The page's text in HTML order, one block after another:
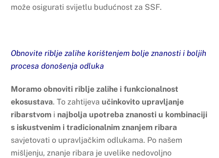
može osigurati svijetlu budućnost za SSF.
Obnovite riblje zalihe korištenjem bolje znanosti i boljih
procesa donošenja odluka
Moramo obnoviti riblje zalihe i funkcionalnost
ekosustava. To zahtijeva učinkovito upravljanje
ribarstvom i najbolja upotreba znanosti u kombinaciji
s iskustvenim i tradicionalnim znanjem ribara
savjetovati o upravljačkim odlukama. Po našem
mišljenju, znanje ribara je uvelike nedovoljno